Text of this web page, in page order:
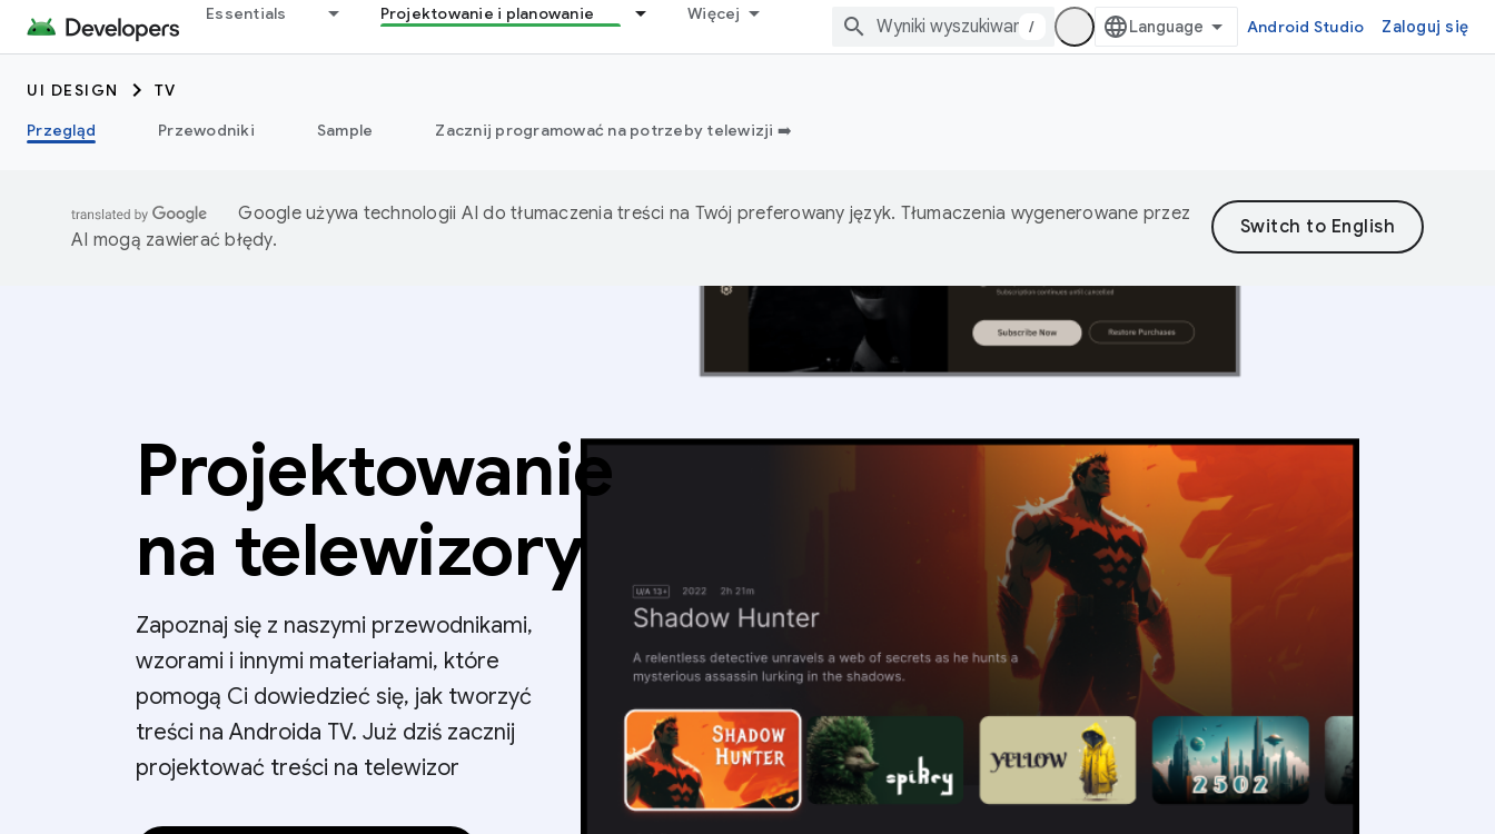
Essentials Projektowanie i planowanie Więcej
/ Android Studio Zaloguj się
UI DESIGN
TV
Przegląd
Przewodniki Sample Zacznij programować na potrzeby telewizji ➡️
Google używa technologii AI do tłumaczenia treści na Twój preferowany język. Tłumaczenia wygenerowane przez
AI mogą zawierać błędy.
Projektowanie
na telewizory
Zapoznaj się z naszymi przewodnikami,
wzorami i innymi materiałami, które
pomogą Ci dowiedzieć się, jak tworzyć
treści na Androida TV. Już dziś zacznij
projektować treści na telewizor